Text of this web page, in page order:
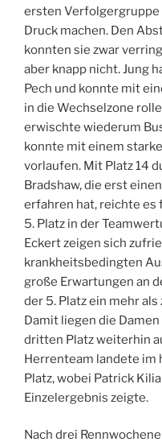
ersten Verfolgergruppe
Druck machen. Den
konnten sie zwar
aber knapp nicht. Jung
Pech und konnte mit
in die Wechselzone
erwischte wiederum
konnte mit einem
vorlaufen. Mit Platz 14
Bradshaw, die erst
erfahren hat, reichte es
5. Platz in der
Eckert zeigen sich
krankheitsbedingten
große Erwartungen an
der 5. Platz ein mehr
Damit liegen die
dritten Platz weiterhin
Herrenteam landete im
Platz, wobei Patrick
Einzelergebnis zeigte.
Nach drei